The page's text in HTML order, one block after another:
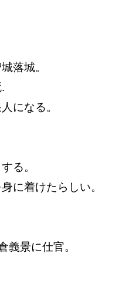
落城。
になる。
る。
に着けたらしい。
義景に仕官。